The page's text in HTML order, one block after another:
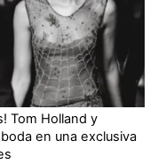
Tom Holland y
en una exclusiva